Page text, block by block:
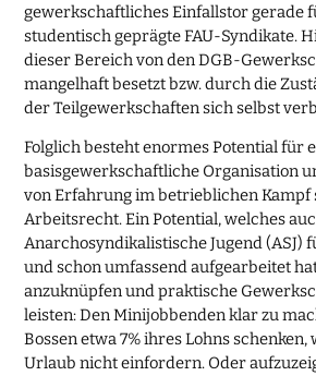
gewerkschaftliches Einfallstor gerade
studentisch geprägte FAU-Syndikate.
dieser Bereich von den DGB-
mangelhaft besetzt bzw. durch die
der Teilgewerkschaften sich selbst
Folglich besteht enormes Potential für
basisgewerkschaftliche Organisation
von Erfahrung im betrieblichen Kampf
Arbeitsrecht. Ein Potential, welches
Anarchosyndikalistische Jugend (ASJ)
und schon umfassend aufgearbeitet
anzuknüpfen und praktische
leisten: Den Minijobbenden klar zu
Bossen etwa 7% ihres Lohns
Urlaub nicht einfordern. Oder